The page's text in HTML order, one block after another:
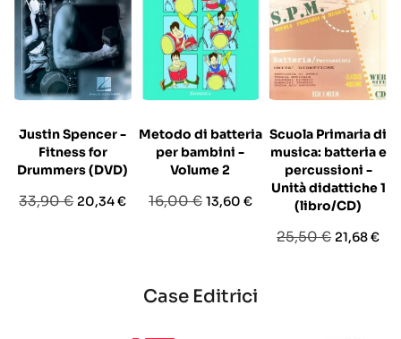
Justin Spencer -
Fitness for
Drummers (DVD)
Prezzo
33,90 € Prezzo
20,34 €
Metodo di batteria
per bambini -
Volume 2
Prezzo
16,00 € Prezzo
13,60 €
Scuola Primaria di
musica: batteria e
percussioni -
Unità didattiche 1
(libro/CD)
Prezzo
25,50 € Prezzo
21,68 €
Case Editrici